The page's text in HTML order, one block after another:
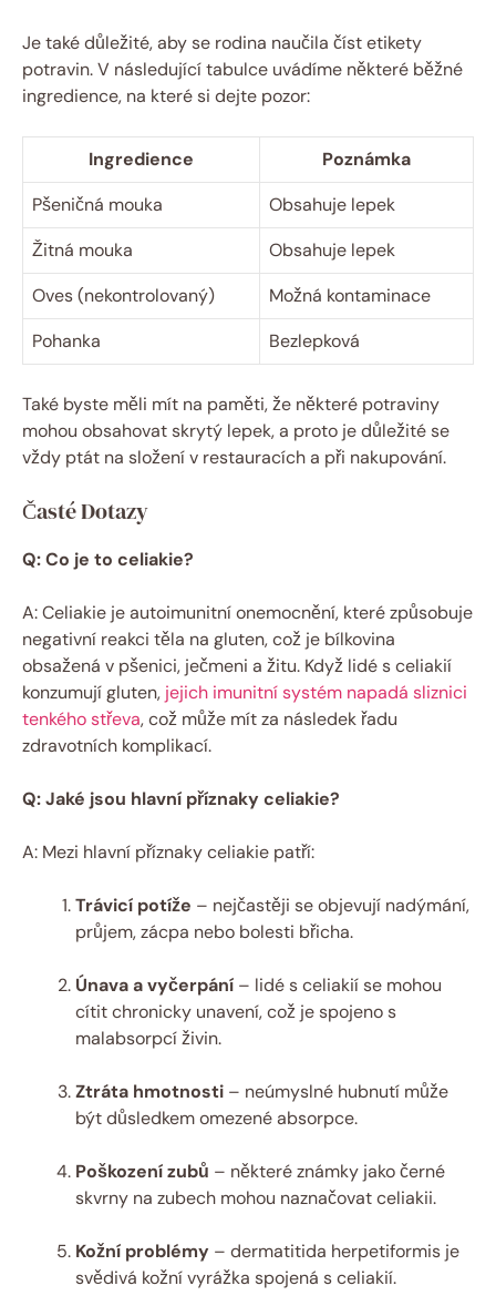
Je také důležité, aby se rodina naučila číst etikety
potravin. V následující tabulce uvádíme některé běžné
ingredience, na které si dejte pozor:
Ingredience
Poznámka
Pšeničná mouka
Obsahuje lepek
Žitná mouka
Obsahuje lepek
Oves (nekontrolovaný)
Možná kontaminace
Pohanka
Bezlepková
Také byste měli mít na paměti, že některé potraviny
mohou obsahovat skrytý lepek, a proto je důležité se
vždy ptát na složení v restauracích a při nakupování.
Časté Dotazy
Q: Co je to celiakie?
A: Celiakie je autoimunitní onemocnění, které způsobuje
negativní reakci těla na gluten, což je bílkovina
obsažená v pšenici, ječmeni a žitu. Když lidé s celiakií
konzumují gluten, jejich imunitní systém napadá sliznici
tenkého střeva, což může mít za následek řadu
zdravotních komplikací.
Q: Jaké jsou hlavní příznaky celiakie?
A: Mezi hlavní příznaky celiakie patří:
Trávicí potíže – nejčastěji se objevují nadýmání,
průjem, zácpa nebo bolesti břicha.
Únava a vyčerpání – lidé s celiakií se mohou
cítit chronicky unavení, což je spojeno s
malabsorpcí živin.
Ztráta hmotnosti – neúmyslné hubnutí může
být důsledkem omezené absorpce.
Poškození zubů – některé známky jako černé
skvrny na zubech mohou naznačovat celiakii.
Kožní problémy – dermatitida herpetiformis je
svědivá kožní vyrážka spojená s celiakií.